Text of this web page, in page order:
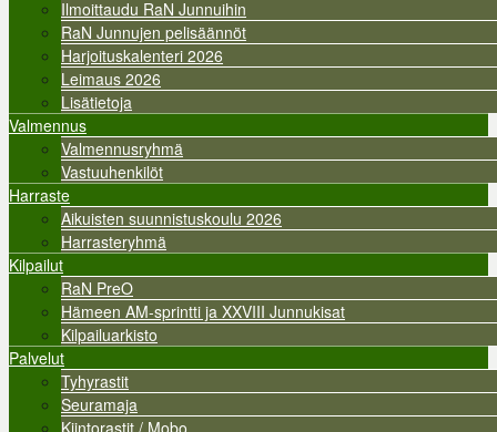
Ilmoittaudu RaN Junnuihin
RaN Junnujen pelisäännöt
Harjoituskalenteri 2026
Leimaus 2026
Lisätietoja
Valmennus
Valmennusryhmä
Vastuuhenkilöt
Harraste
Aikuisten suunnistuskoulu 2026
Harrasteryhmä
Kilpailut
RaN PreO
Hämeen AM-sprintti ja XXVIII Junnukisat
Kilpailuarkisto
Palvelut
Tyhyrastit
Seuramaja
Kiintorastit / Mobo